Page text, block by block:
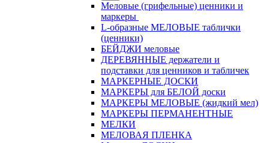
Меловые (грифельные) ценники и
маркеры
L-образные МЕЛОВЫЕ таблички
(ценники)
БЕЙДЖИ меловые
ДЕРЕВЯННЫЕ держатели и
подставки для ценников и табличек
МАРКЕРНЫЕ ДОСКИ
МАРКЕРЫ для БЕЛОЙ доски
МАРКЕРЫ МЕЛОВЫЕ (жидкий мел)
МАРКЕРЫ ПЕРМАНЕНТНЫЕ
МЕЛКИ
МЕЛОВАЯ ПЛЕНКА